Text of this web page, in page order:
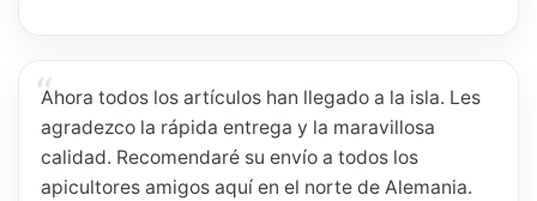
Ahora todos los artículos han llegado a la isla. Les
agradezco la rápida entrega y la maravillosa
calidad. Recomendaré su envío a todos los
apicultores amigos aquí en el norte de Alemania.